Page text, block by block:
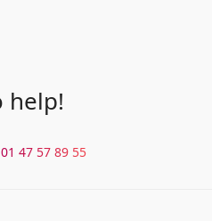
help!
01 47 57 89 55